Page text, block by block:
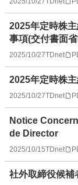
2025年定時株
事項(交付書面
2025/10/27TDnet
2025年定時株
2025/10/27TDnet
Notice
de Director
2025/10/15TDnet
社外取締役候補